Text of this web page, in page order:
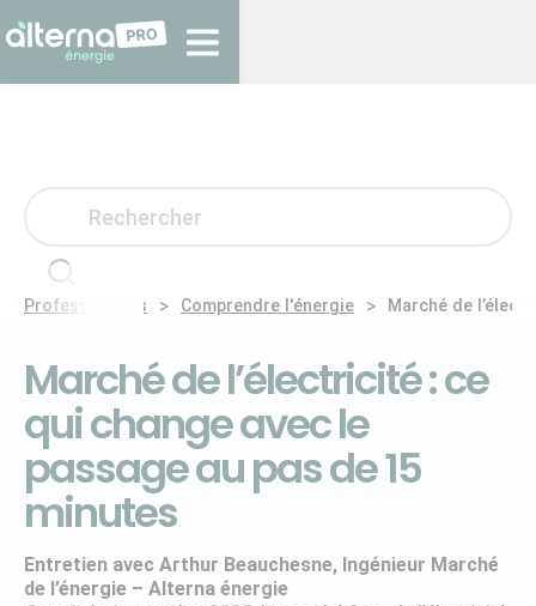
Professionnels > Comprendre l'énergie > Marché de
Marché de l’électricité : ce
qui change avec le
passage au pas de 15
minutes
Entretien avec Arthur Beauchesne, Ingénieur Marché
de l’énergie – Alterna énergie